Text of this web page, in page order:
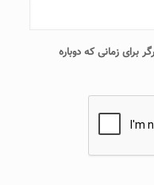
برای زمانی که دوباره